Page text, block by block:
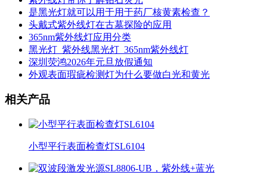
是黑光灯就可以用于用于药厂核黄素检查？
头戴式紫外线灯在古墓探险的应用
365nm紫外线灯应用分类
黑光灯_紫外线黑光灯_365nm紫外线灯
深圳荧鸿2026年元旦放假通知
外观表面瑕疵检测灯为什么要做白光和黄光
相关产品
小型平行表面检查灯SL6104